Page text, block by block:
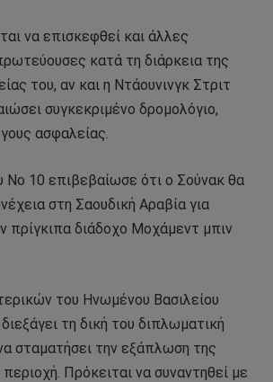
να επισκεφθεί και άλλες
κατά τη διάρκεια της
του, αν και η Ντάουνινγκ Στριτ
συγκεκριμένο δρομολόγιο,
ασφαλείας.
10 επιβεβαίωσε ότι ο Σούνακ θα
στη Σαουδική Αραβία για
πρίγκιπα διάδοχο Μοχάμεντ μπιν
του Ηνωμένου Βασιλείου
τη δική του διπλωματική
σταματήσει την εξάπλωση της
Πρόκειται να συναντηθεί με